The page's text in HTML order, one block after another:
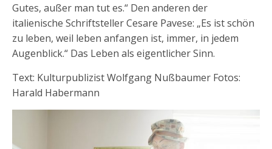
Gutes, außer man tut es.“ Den anderen der
italienische Schriftsteller Cesare Pavese: „Es ist schön
zu leben, weil leben anfangen ist, immer, in jedem
Augenblick.“ Das Leben als eigentlicher Sinn.
Text: Kulturpublizist Wolfgang Nußbaumer Fotos:
Harald Habermann